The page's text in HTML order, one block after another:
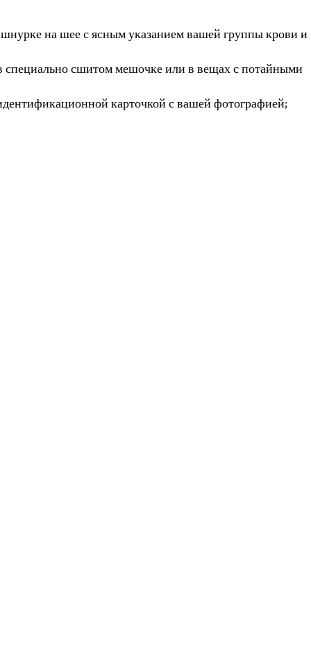
на шее с ясным указанием вашей группы крови и
специально сшитом мешочке или в вещах с потайными
карточкой с вашей фотографией;